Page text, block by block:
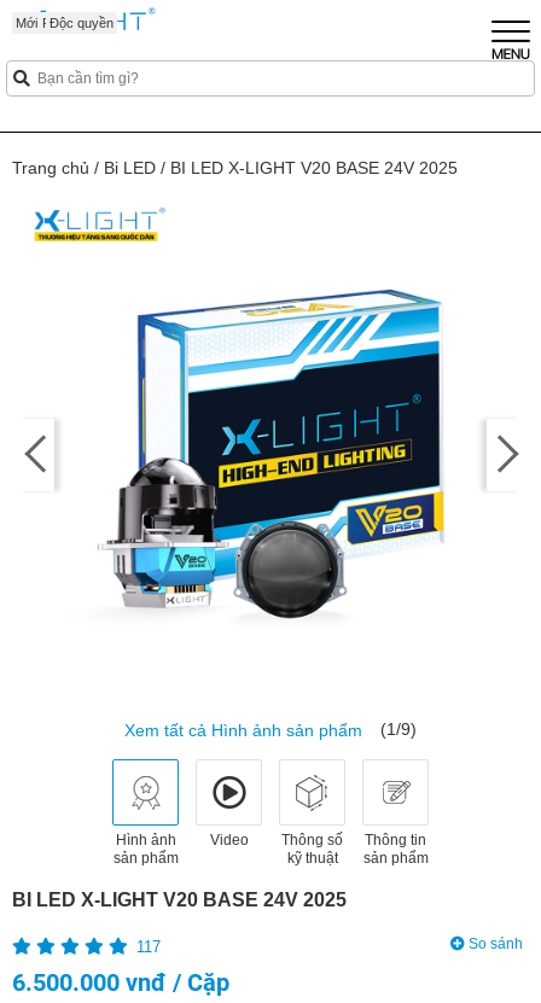
Trang chủ / Bi LED / BI LED X-LIGHT V20 BASE 24V 2025
Xem tất cả Hình ảnh sản phẩm (1/9)
Hình ảnh
sản phẩm
Video
Thông số
kỹ thuật
Thông tin
sản phẩm
BI LED X-LIGHT V20 BASE 24V 2025
117 So sánh
6.500.000 vnđ / Cặp
Sắp Ra Mắt
Mới Độc quyền
Mới
Mới